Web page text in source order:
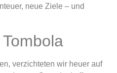
neue Ziele – und
verzichteten wir heuer auf